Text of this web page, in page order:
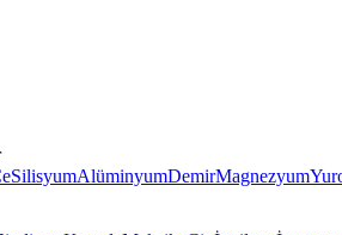
SilisyumAlüminyumDemirMagnezyum